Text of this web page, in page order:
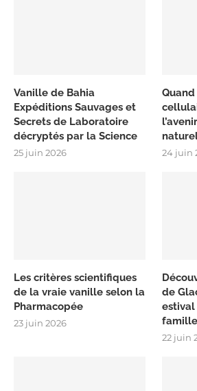
Vanille de Bahia
Expéditions Sauvages et
Secrets de Laboratoire
décryptés par la Science
25 juin 2026 24 juin
Les critères scientifiques
de la vraie vanille selon la
Pharmacopée
23 juin 2026
de
22 juin